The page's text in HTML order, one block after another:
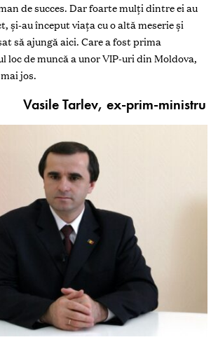
de succes. Dar foarte mulţi dintre ei au
şi-au început viaţa cu o altă meserie şi
să ajungă aici. Care a fost prima
loc de muncă a unor VIP-uri din Moldova,
jos.
ex-prim-ministru